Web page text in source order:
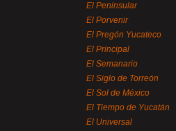
El Peninsular
El Porvenir
El Pregón Yucateco
El Principal
El Semanario
El Siglo de Torreón
El Sol de México
El Tiempo de Yucatán
El Universal